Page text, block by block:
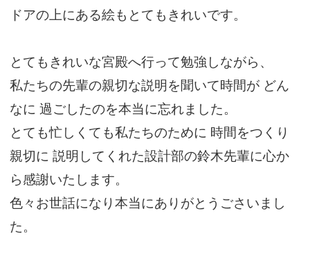
ドアの上にある絵もとてもきれいです。
とてもきれいな宮殿へ行って勉強しながら、
私たちの先輩の親切な説明を聞いて時間が どん
なに 過ごしたのを本当に忘れました。
とても忙しくても私たちのために 時間をつくり
親切に 説明してくれた設計部の鈴木先輩に心か
ら感謝いたします。
色々お世話になり本当にありがとうごさいまし
た。